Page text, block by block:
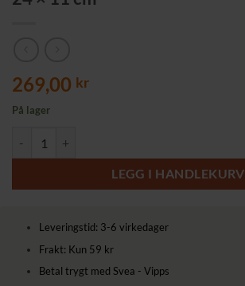
269,00 kr
På lager
LEGG I HANDLEKURV
Leveringstid: 3-6 virkedager
Frakt: Kun 59 kr
Betal trygt med Svea - Vipps